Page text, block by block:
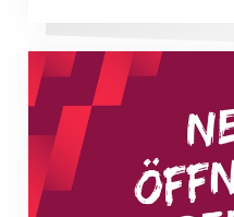
Neue Empfangszeiten